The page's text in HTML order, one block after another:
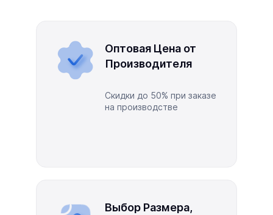
Оптовая Цена от
Производителя
Скидки до 50% при заказе
на производстве
Выбор Размера,